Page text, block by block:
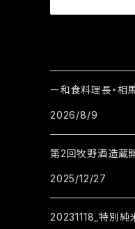
ー和食料理長・相
2026/8/9
第2回牧野酒造蔵
2025/12/27
20231118_特別純